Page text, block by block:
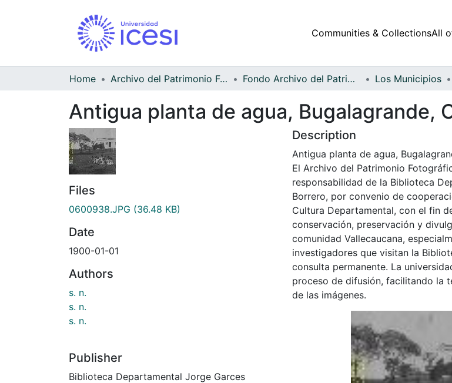
Communities & CollectionsAll
Home Archivo del Patrimonio Fotográfico y Fílmico del Valle del Cauca Fondo Archivo del Patrimonio Fotográfico y Fílmico del Valle del Cauca Los Municipios
Antigua planta de agua, Bugalagrande,
Files
0600938.JPG (36.48 KB)
Date
1900-01-01
Authors
s. n.
s. n.
s. n.
Publisher
Biblioteca Departamental Jorge Garces
Description
Antigua planta de agua,
El Archivo del Patrimonio
responsabilidad de la Biblioteca
Borrero, por convenio de
Cultura Departamental, con el fin
conservación, preservación y
comunidad Vallecaucana,
investigadores que visitan la
consulta permanente. La
proceso de difusión, facilitando la
de las imágenes.